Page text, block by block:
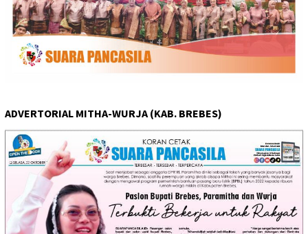
ADVERTORIAL MITHA-WURJA (KAB. BREBES)